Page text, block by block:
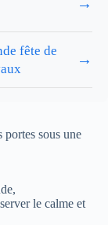
fête de
→
sous une
le calme et